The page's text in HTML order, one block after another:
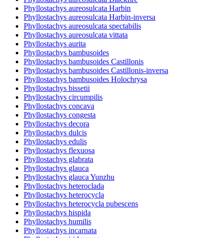
Phyllostachys aureosulcata Harbin
Phyllostachys aureosulcata Harbin-inversa
Phyllostachys aureosulcata spectabilis
Phyllostachys aureosulcata vittata
Phyllostachys aurita
Phyllostachys bambusoides
Phyllostachys bambusoides Castillonis
Phyllostachys bambusoides Castillonis-inversa
Phyllostachys bambusoides Holochrysa
Phyllostachys bissetii
Phyllostachys circumpilis
Phyllostachys concava
Phyllostachys congesta
Phyllostachys decora
Phyllostachys dulcis
Phyllostachys edulis
Phyllostachys flexuosa
Phyllostachys glabrata
Phyllostachys glauca
Phyllostachys glauca Yunzhu
Phyllostachys heteroclada
Phyllostachys heterocycla
Phyllostachys heterocycla pubescens
Phyllostachys hispida
Phyllostachys humilis
Phyllostachys incarnata